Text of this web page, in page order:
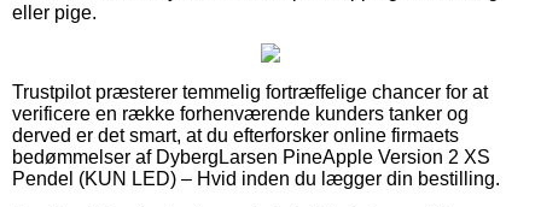
eller pige.
Trustpilot præsterer temmelig fortræffelige chancer for at
verificere en række forhenværende kunders tanker og
derved er det smart, at du efterforsker online firmaets
bedømmelser af DybergLarsen PineApple Version 2 XS
Pendel (KUN LED) – Hvid inden du lægger din bestilling.